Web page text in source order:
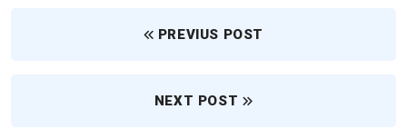
PREVIUS POST
NEXT POST